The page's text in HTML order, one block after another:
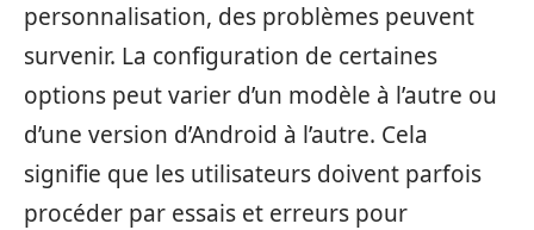
personnalisation, des problèmes peuvent
survenir. La configuration de certaines
options peut varier d’un modèle à l’autre ou
d’une version d’Android à l’autre. Cela
signifie que les utilisateurs doivent parfois
procéder par essais et erreurs pour